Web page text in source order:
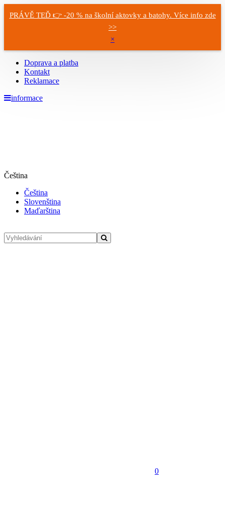
PRÁVĚ TEĎ 👉 -20 % na školní aktovky a batohy. Více info zde
>>
×
Doprava a platba
Kontakt
Reklamace
informace
Čeština
Čeština
Slovenština
Maďarština
0